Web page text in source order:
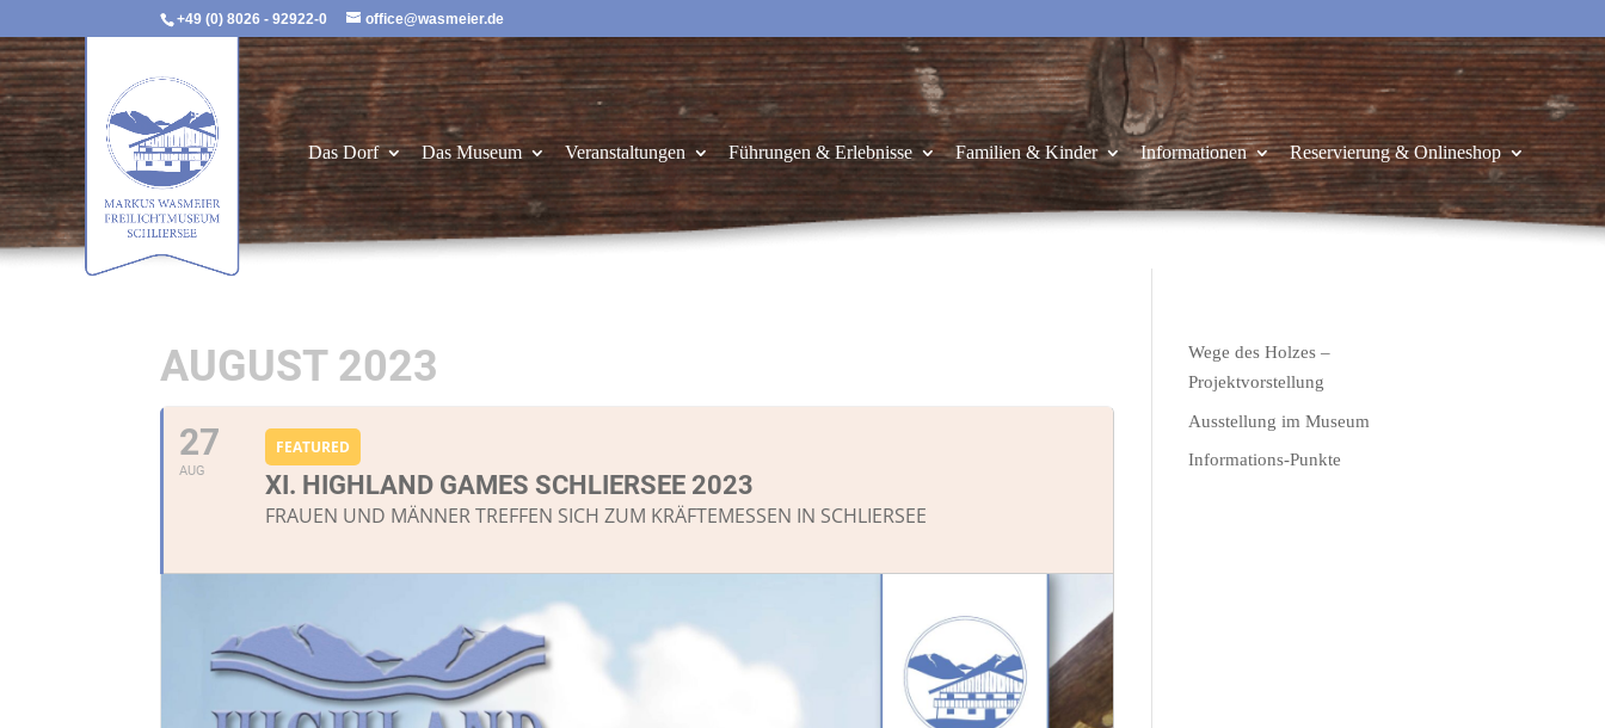
+49 (0) 8026 - 92922-0 office@wasmeier.de
Das Dorf Das Museum Veranstaltungen Führungen & Erlebnisse Familien & Kinder Informationen Reservierung & Onlineshop
AUGUST 2023
27
AUG
FEATURED
XI. HIGHLAND GAMES SCHLIERSEE 2023
FRAUEN UND MÄNNER TREFFEN SICH ZUM KRÄFTEMESSEN IN SCHLIERSEE
Wege des Holzes –
Projektvorstellung
Ausstellung im Museum
Informations-Punkte